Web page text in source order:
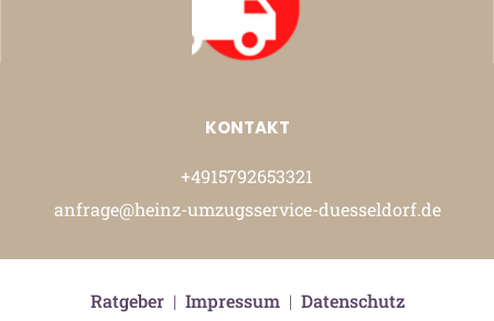
KONTAKT
+4915792653321
anfrage@heinz-umzugsservice-duesseldorf.de
Ratgeber| Impressum| Datenschutz